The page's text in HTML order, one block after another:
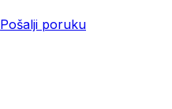
Pošalji poruku